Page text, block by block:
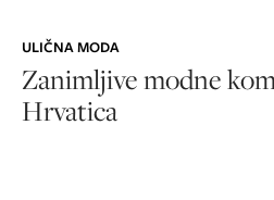
ULIČNA MODA
Zanimljive modne
Hrvatica